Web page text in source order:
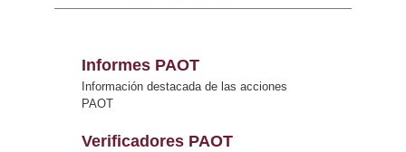
Informes PAOT
Información destacada de las acciones
PAOT
Verificadores PAOT